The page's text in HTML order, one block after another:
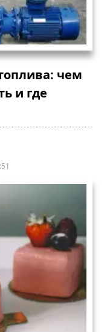
чем
и где